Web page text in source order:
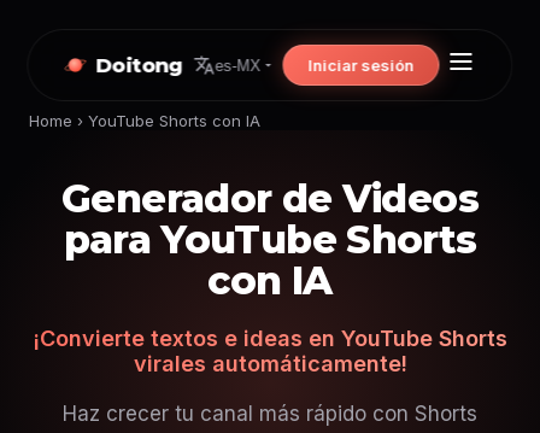
Doitong es-MX Iniciar sesión
Home › YouTube Shorts con IA
Generador de Videos
para YouTube Shorts
con IA
¡Convierte textos e ideas en YouTube Shorts
virales automáticamente!
Haz crecer tu canal más rápido con Shorts